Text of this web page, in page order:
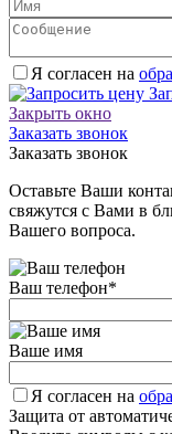
Я согласен на
Закрыть окно
Заказать звонок
Заказать звонок
Оставьте Ваши
свяжутся с Вами в
Вашего вопроса.
Ваш телефон*
Ваше имя
Я согласен на
Защита от